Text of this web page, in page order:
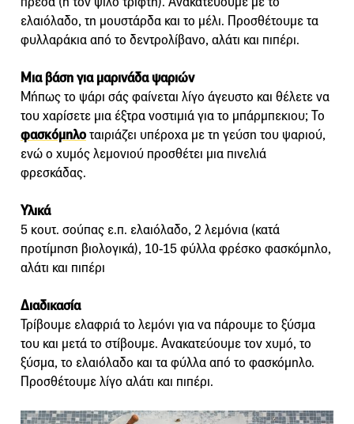
ελαιόλαδο, τη μουστάρδα και το μέλι. Προσθέτουμε τα
φυλλαράκια από το δεντρολίβανο, αλάτι και πιπέρι.
Μια βάση για μαρινάδα ψαριών
Μήπως το ψάρι σάς φαίνεται λίγο άγευστο και θέλετε να
του χαρίσετε μια έξτρα νοστιμιά για το μπάρμπεκιου; Το
φασκόμηλοταιριάζει υπέροχα με τη γεύση του ψαριού,
ενώ ο χυμός λεμονιού προσθέτει μια πινελιά
φρεσκάδας.
Υλικά
5 κουτ. σούπας ε.π. ελαιόλαδο, 2 λεμόνια (κατά
προτίμηση βιολογικά), 10-15 φύλλα φρέσκο φασκόμηλο,
αλάτι και πιπέρι
Διαδικασία
Τρίβουμε ελαφριά το λεμόνι για να πάρουμε το ξύσμα
του και μετά το στίβουμε. Ανακατεύουμε τον χυμό, το
ξύσμα, το ελαιόλαδο και τα φύλλα από το φασκόμηλο.
Προσθέτουμε λίγο αλάτι και πιπέρι.